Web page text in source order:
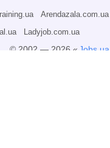
Arendazala.com.ua
Ladyjob.com.ua
© 2002 — 2026 « Jobs.ua